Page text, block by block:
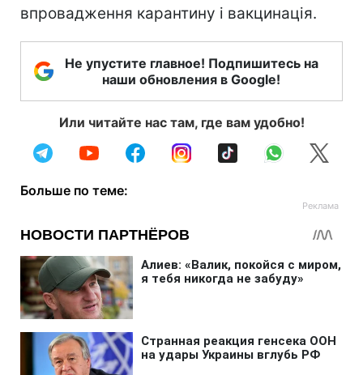
впровадження карантину і вакцинація.
Не упустите главное! Подпишитесь на
наши обновления в Google!
Или читайте нас там, где вам удобно!
Больше по теме: